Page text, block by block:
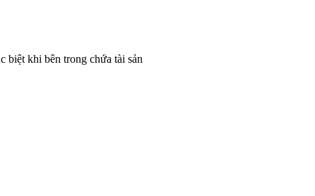
biệt khi bên trong chứa tài sản